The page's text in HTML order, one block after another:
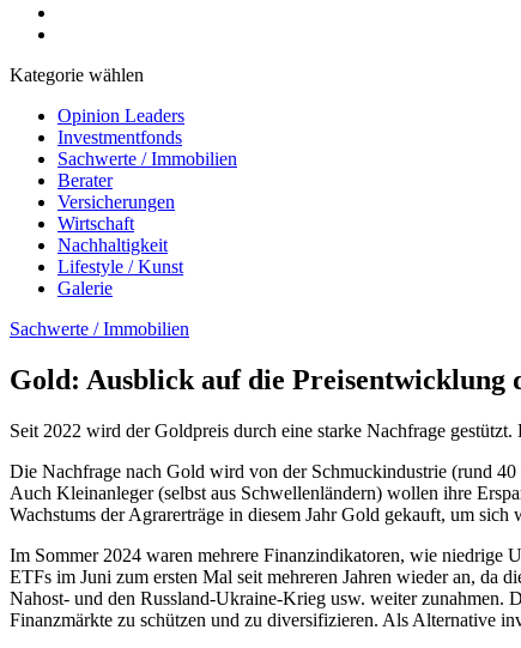
Kategorie wählen
Opinion Leaders
Investmentfonds
Sachwerte / Immobilien
Berater
Versicherungen
Wirtschaft
Nachhaltigkeit
Lifestyle / Kunst
Galerie
Sachwerte / Immobilien
Gold: Ausblick auf die Preisentwicklung
Seit 2022 wird der Goldpreis durch eine starke Nachfrage
Die Nachfrage nach Gold wird von der Schmuckindustrie (rund
Auch Kleinanleger (selbst aus Schwellenländern) wollen ihre
Wachstums der Agrarerträge in diesem Jahr Gold gekauft, um
Im Sommer 2024 waren mehrere Finanzindikatoren, wie niedrige
ETFs im Juni zum ersten Mal seit mehreren Jahren wieder an,
Nahost- und den Russland-Ukraine-Krieg usw. weiter zunahmen.
Finanzmärkte zu schützen und zu diversifizieren. Als Alternative